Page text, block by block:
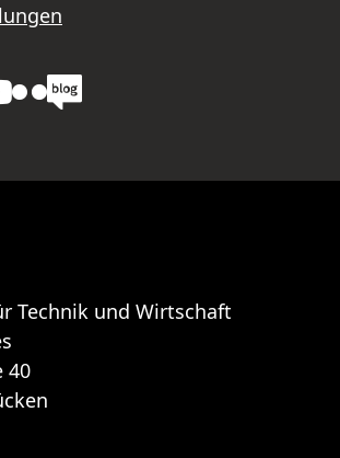
Technik und Wirtschaft
40